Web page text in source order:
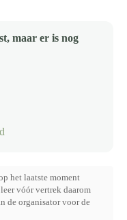
maar er is nog
het laatste moment
vóór vertrek daarom
de organisator voor de